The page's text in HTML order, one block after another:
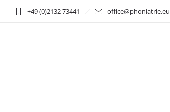
+49 (0)2132 73441 office@phoniatrie.eu